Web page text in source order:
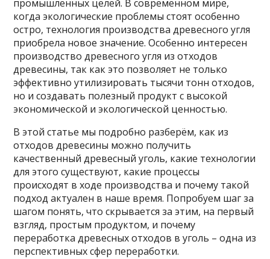
промышленных целей. В современном мире,
когда экологические проблемы стоят особенно
остро, технология производства древесного угля
приобрела новое значение. Особенно интересен
производство древесного угля из отходов
древесины, так как это позволяет не только
эффективно утилизировать тысячи тонн отходов,
но и создавать полезный продукт с высокой
экономической и экологической ценностью.
В этой статье мы подробно разберём, как из
отходов древесины можно получить
качественный древесный уголь, какие технологии
для этого существуют, какие процессы
происходят в ходе производства и почему такой
подход актуален в наше время. Попробуем шаг за
шагом понять, что скрывается за этим, на первый
взгляд, простым продуктом, и почему
переработка древесных отходов в уголь – одна из
перспективных сфер переработки.